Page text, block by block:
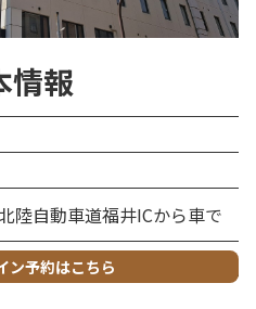
情報
陸自動車道福井ICから車で
ン予約はこちら